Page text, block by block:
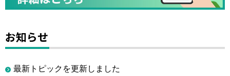
お知らせ
最新トピックを更新しました